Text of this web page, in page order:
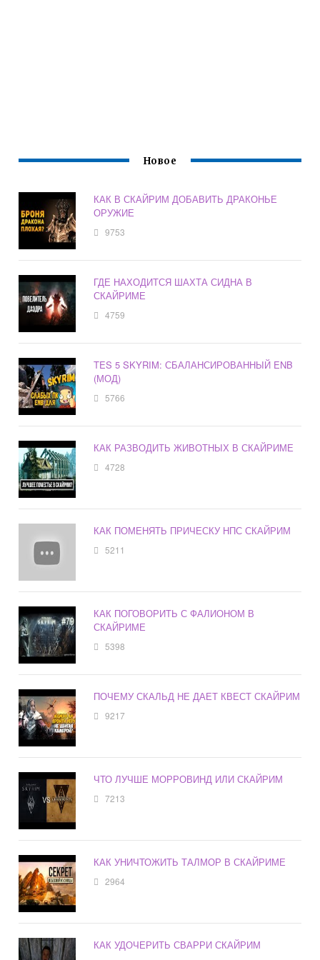
Новое
КАК В СКАЙРИМ ДОБАВИТЬ ДРАКОНЬЕ
ОРУЖИЕ
9753
ГДЕ НАХОДИТСЯ ШАХТА СИДНА В
СКАЙРИМЕ
4759
TES 5 SKYRIM: СБАЛАНСИРОВАННЫЙ ENB
(МОД)
5766
КАК РАЗВОДИТЬ ЖИВОТНЫХ В СКАЙРИМЕ
4728
КАК ПОМЕНЯТЬ ПРИЧЕСКУ НПС СКАЙРИМ
5211
КАК ПОГОВОРИТЬ С ФАЛИОНОМ В
СКАЙРИМЕ
5398
ПОЧЕМУ СКАЛЬД НЕ ДАЕТ КВЕСТ СКАЙРИМ
9217
ЧТО ЛУЧШЕ МОРРОВИНД ИЛИ СКАЙРИМ
7213
КАК УНИЧТОЖИТЬ ТАЛМОР В СКАЙРИМЕ
2964
КАК УДОЧЕРИТЬ СВАРРИ СКАЙРИМ